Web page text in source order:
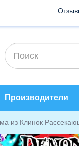
Производители
из Клинок